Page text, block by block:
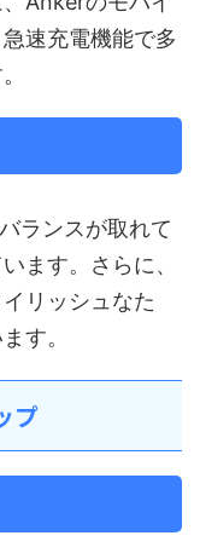
速充電機能で多
ランスが取れて
ます。さらに、
リッシュなた
す。
プ